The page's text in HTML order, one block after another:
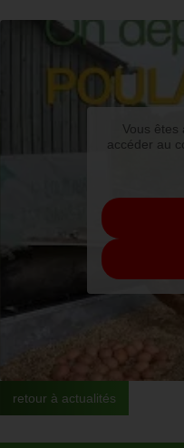
Vous êtes
accéder au
retour à actualités